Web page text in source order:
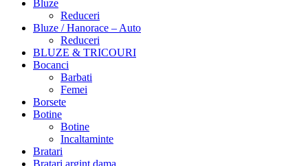
Bluze
Reduceri
Bluze / Hanorace – Auto
Reduceri
BLUZE & TRICOURI
Bocanci
Barbati
Femei
Borsete
Botine
Botine
Incaltaminte
Bratari
Bratari argint dama